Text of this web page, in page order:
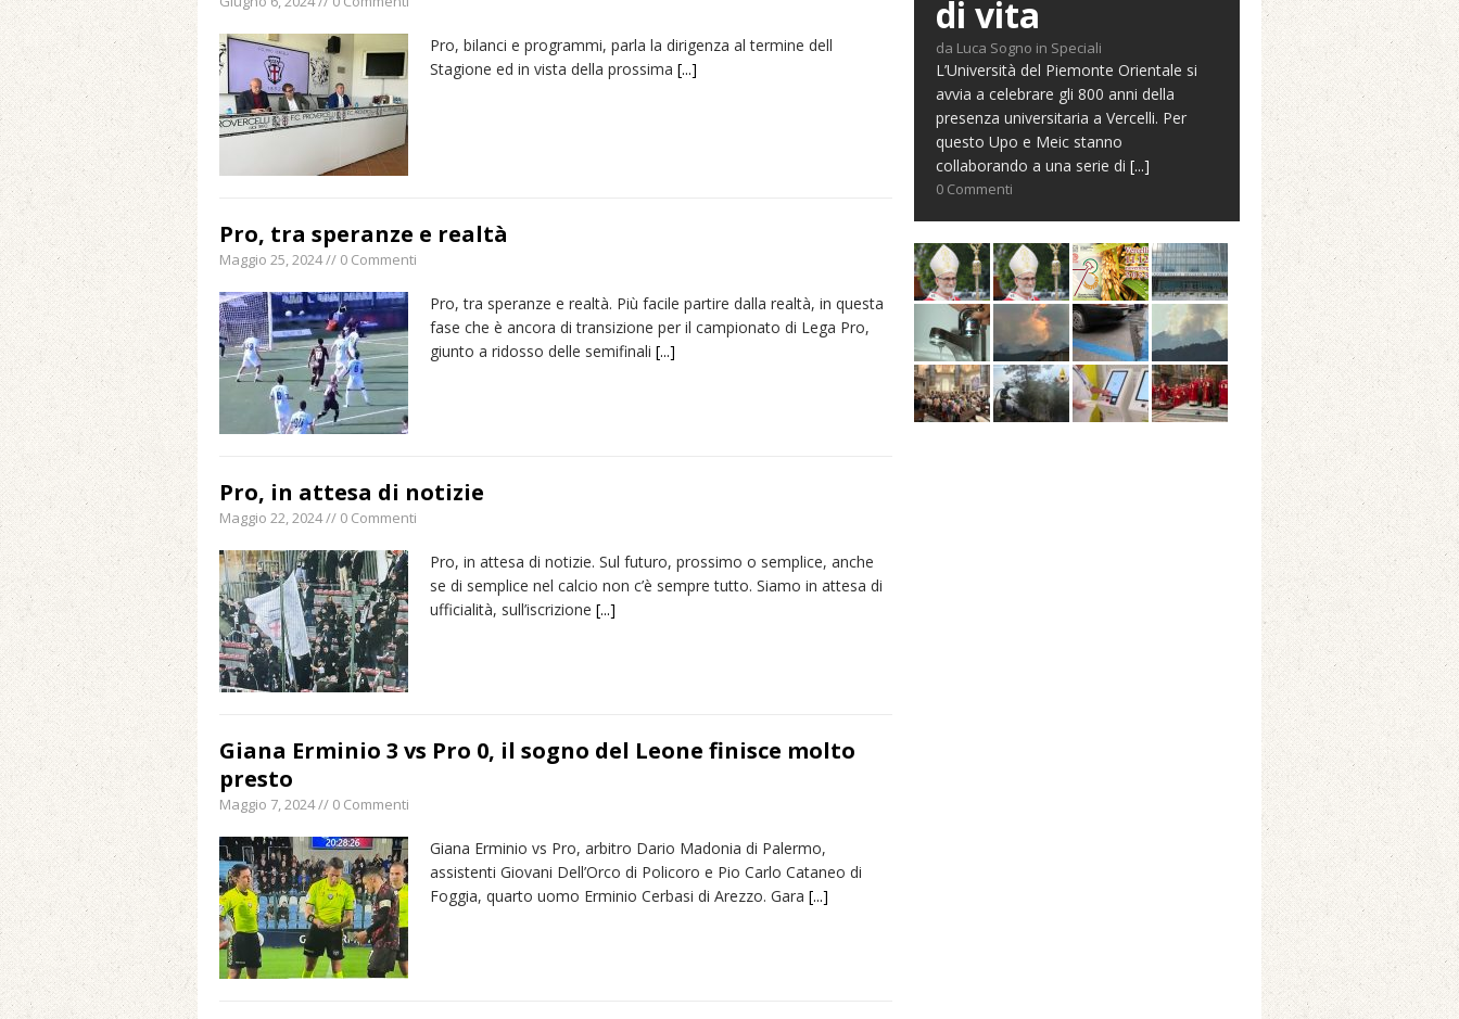
Pro, bilanci e programmi, parla la dirigenza al termine dell
Stagione ed in vista della prossima [...]
Pro, tra speranze e realtà
Maggio 25, 2024 // 0 Commenti
Pro, tra speranze e realtà. Più facile partire dalla realtà, in questa
fase che è ancora di transizione per il campionato di Lega Pro,
giunto a ridosso delle semifinali [...]
Pro, in attesa di notizie
Maggio 22, 2024 // 0 Commenti
Pro, in attesa di notizie. Sul futuro, prossimo o semplice, anche
se di semplice nel calcio non c’è sempre tutto. Siamo in attesa di
ufficialità, sull’iscrizione [...]
Giana Erminio 3 vs Pro 0, il sogno del Leone finisce molto
presto
Maggio 7, 2024 // 0 Commenti
Giana Erminio vs Pro, arbitro Dario Madonia di Palermo,
assistenti Giovani Dell’Orco di Policoro e Pio Carlo Cataneo di
Foggia, quarto uomo Erminio Cerbasi di Arezzo. Gara [...]
di vita
da Luca Sogno in Speciali
L’Università del Piemonte Orientale si
avvia a celebrare gli 800 anni della
presenza universitaria a Vercelli. Per
questo Upo e Meic stanno
collaborando a una serie di [...]
0 Commenti